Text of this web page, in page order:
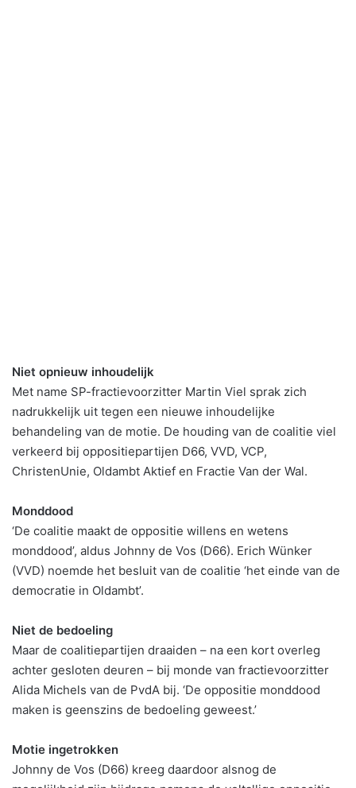
Niet opnieuw inhoudelijk
Met name SP-fractievoorzitter Martin Viel sprak zich
nadrukkelijk uit tegen een nieuwe inhoudelijke
behandeling van de motie. De houding van de coalitie viel
verkeerd bij oppositiepartijen D66, VVD, VCP,
ChristenUnie, Oldambt Aktief en Fractie Van der Wal.
Monddood
‘De coalitie maakt de oppositie willens en wetens
monddood’, aldus Johnny de Vos (D66). Erich Wünker
(VVD) noemde het besluit van de coalitie ‘het einde van de
democratie in Oldambt’.
Niet de bedoeling
Maar de coalitiepartijen draaiden – na een kort overleg
achter gesloten deuren – bij monde van fractievoorzitter
Alida Michels van de PvdA bij. ‘De oppositie monddood
maken is geenszins de bedoeling geweest.’
Motie ingetrokken
Johnny de Vos (D66) kreeg daardoor alsnog de